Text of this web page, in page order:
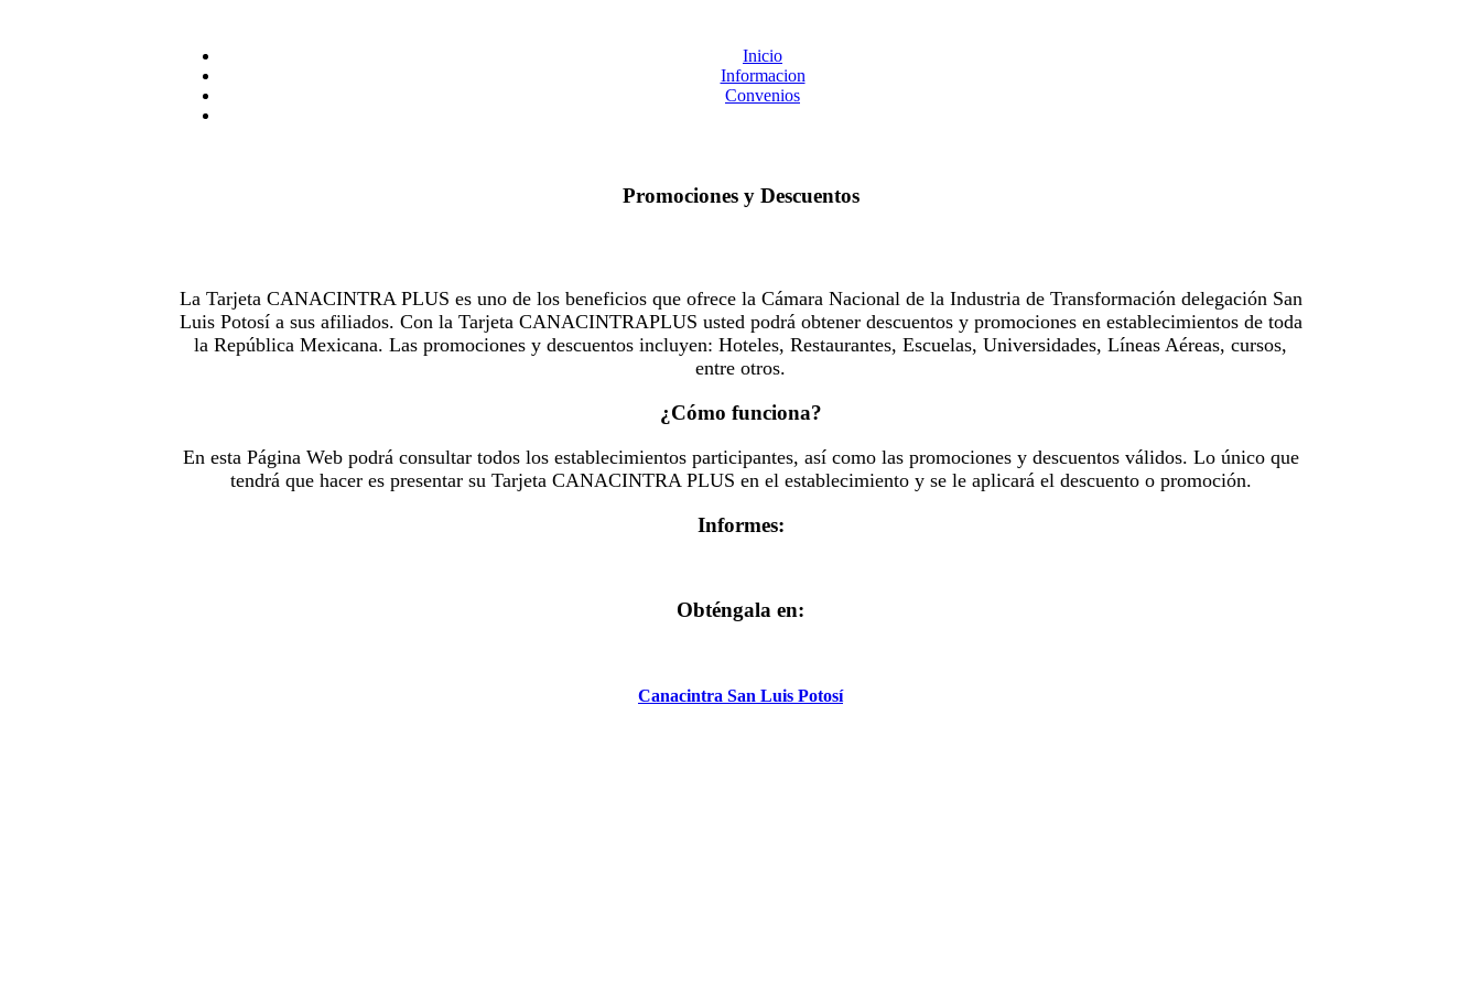
Inicio
Informacion
Convenios
Promociones y Descuentos
La Tarjeta CANACINTRA PLUS es uno de los beneficios que ofrece la Cámara Nacional de la Industria de Transformación delegación San
Luis Potosí a sus afiliados. Con la Tarjeta CANACINTRAPLUS usted podrá obtener descuentos y promociones en establecimientos de toda
la República Mexicana. Las promociones y descuentos incluyen: Hoteles, Restaurantes, Escuelas, Universidades, Líneas Aéreas, cursos,
entre otros.
¿Cómo funciona?
En esta Página Web podrá consultar todos los establecimientos participantes, así como las promociones y descuentos válidos. Lo único que
tendrá que hacer es presentar su Tarjeta CANACINTRA PLUS en el establecimiento y se le aplicará el descuento o promoción.
Informes:
Obténgala en:
Canacintra San Luis Potosí